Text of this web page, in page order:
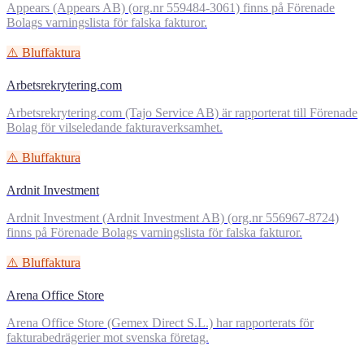
Appears (Appears AB) (org.nr 559484-3061) finns på Förenade
Bolags varningslista för falska fakturor.
⚠️ Bluffaktura
Arbetsrekrytering.com
Arbetsrekrytering.com (Tajo Service AB) är rapporterat till Förenade
Bolag för vilseledande fakturaverksamhet.
⚠️ Bluffaktura
Ardnit Investment
Ardnit Investment (Ardnit Investment AB) (org.nr 556967-8724)
finns på Förenade Bolags varningslista för falska fakturor.
⚠️ Bluffaktura
Arena Office Store
Arena Office Store (Gemex Direct S.L.) har rapporterats för
fakturabedrägerier mot svenska företag.